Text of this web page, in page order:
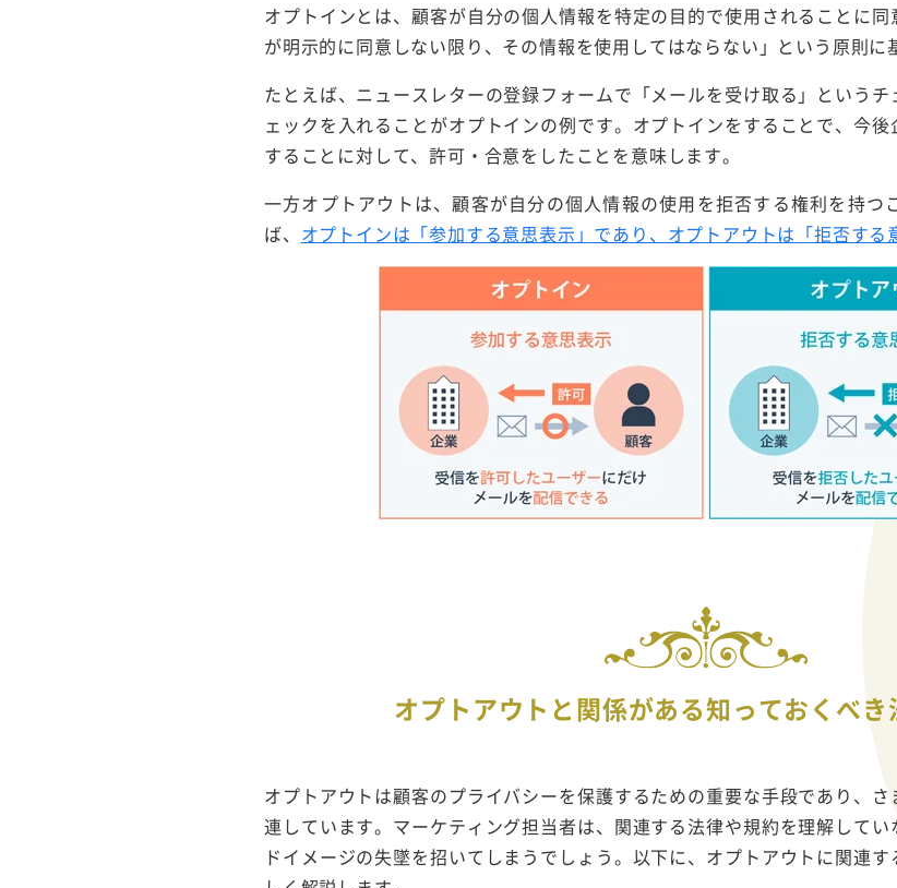
オプトインとは、顧客が自分の個人情報を特定の目的で使用されることに
が明示的に同意しない限り、その情報を使用してはならない」という原則に
たとえば、ニュースレターの登録フォームで「メールを受け取る」という
ェックを入れることがオプトインの例です。オプトインをすることで、今
することに対して、許可・合意をしたことを意味します。
一方オプトアウトは、顧客が自分の個人情報の使用を拒否する権利を持つ
ば、 オプトインは「参加する意思表示」であり、オプトアウトは「拒否する
オプトアウトと関係がある知っておくべき
オプトアウトは顧客のプライバシーを保護するための重要な手段であり、
連しています。マーケティング担当者は、関連する法律や規約を理解して
ドイメージの失墜を招いてしまうでしょう。以下に、オプトアウトに関連